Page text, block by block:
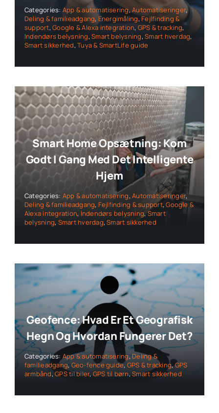
Categories: App & automatisering,Automatiseringer,
Deling & familieadgang, Energimåling, Fejlfinding &
support,Google & Alexa integration, GPS & tracking,
Indendørs belysning,Smart belysning,Smart hverdag,
Smart sikkerhed,Tuya & SmartLife guide
Smart Home Opsætning: Kom
Godt I Gang Med Det Intelligente
Hjem
Categories: App & automatisering,Automatiseringer,
Deling & familieadgang, Fejlfinding & support,Google &
Alexa integration, Indendørs belysning,Smart
belysning, Smart hverdag,Smart sikkerhed
Geofence: Hvad Er Et Geografisk
Hegn Og Hvordan Fungerer Det?
Categories: App & automatisering,Deling &
familieadgang,Geo-fence guide, GPS & tracking,GPS
armbånd,GPS til biler, GPS til børn,Smart sikkerhed